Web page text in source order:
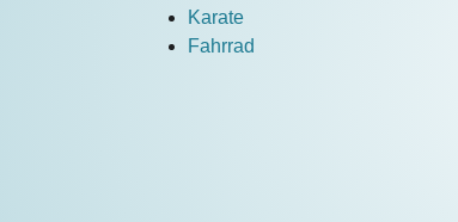
Karate
Fahrrad